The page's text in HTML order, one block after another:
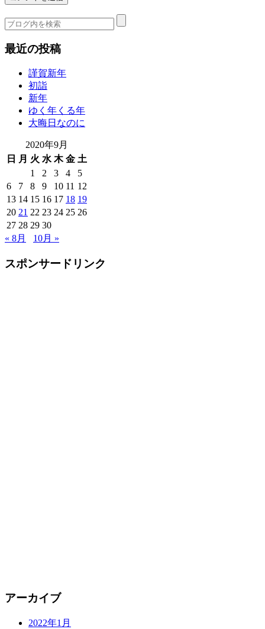
最近の投稿
謹賀新年
初詣
新年
ゆく年くる年
大晦日なのに
2020年9月
日
月 火 水 木 金 土
1
2 3 4
5
6
7 8 9 10 11 12
13 14 15 16 17 18 19
20 21 22 23 24 25 26
27 28 29 30
« 8月
10月 »
スポンサードリンク
アーカイブ
2022年1月